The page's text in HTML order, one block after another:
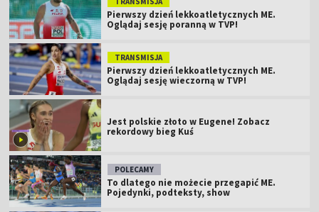
Pierwszy dzień lekkoatletycznych ME.
Oglądaj sesję poranną w TVP!
TRANSMISJA
Pierwszy dzień lekkoatletycznych ME.
Oglądaj sesję wieczorną w TVP!
Jest polskie złoto w Eugene! Zobacz
rekordowy bieg Kuś
POLECAMY
To dlatego nie możecie przegapić ME.
Pojedynki, podteksty, show